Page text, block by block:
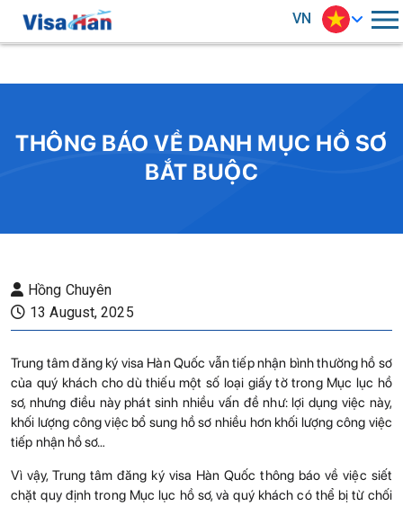
VN
THÔNG BÁO VỀ DANH MỤC HỒ SƠ
BẮT BUỘC
Hồng Chuyên
13 August, 2025
Trung tâm đăng ký visa Hàn Quốc vẫn tiếp nhận bình thường hồ sơ
của quý khách cho dù thiếu một số loại giấy tờ trong Mục lục hồ
sơ, nhưng điều này phát sinh nhiều vấn đề như: lợi dụng việc này,
khối lượng công việc bổ sung hồ sơ nhiều hơn khối lượng công việc
tiếp nhận hồ sơ…
Vì vậy, Trung tâm đăng ký visa Hàn Quốc thông báo về việc siết
chặt quy định trong Mục lục hồ sơ, và quý khách có thể bị từ chối